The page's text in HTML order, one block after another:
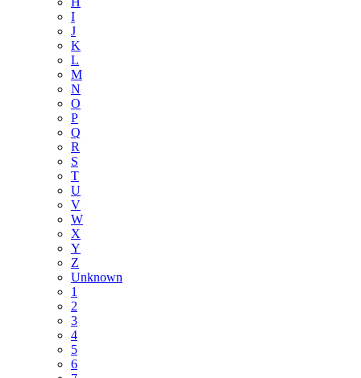
I
J
K
L
M
N
O
P
Q
R
S
T
U
V
W
X
Y
Z
Unknown
1
2
3
4
5
6